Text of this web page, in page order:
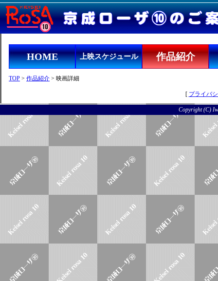
HOME 上映スケジュール 作品紹介
TOP > 作品紹介 > 映画詳細
[ プライバ
Copyright (C)